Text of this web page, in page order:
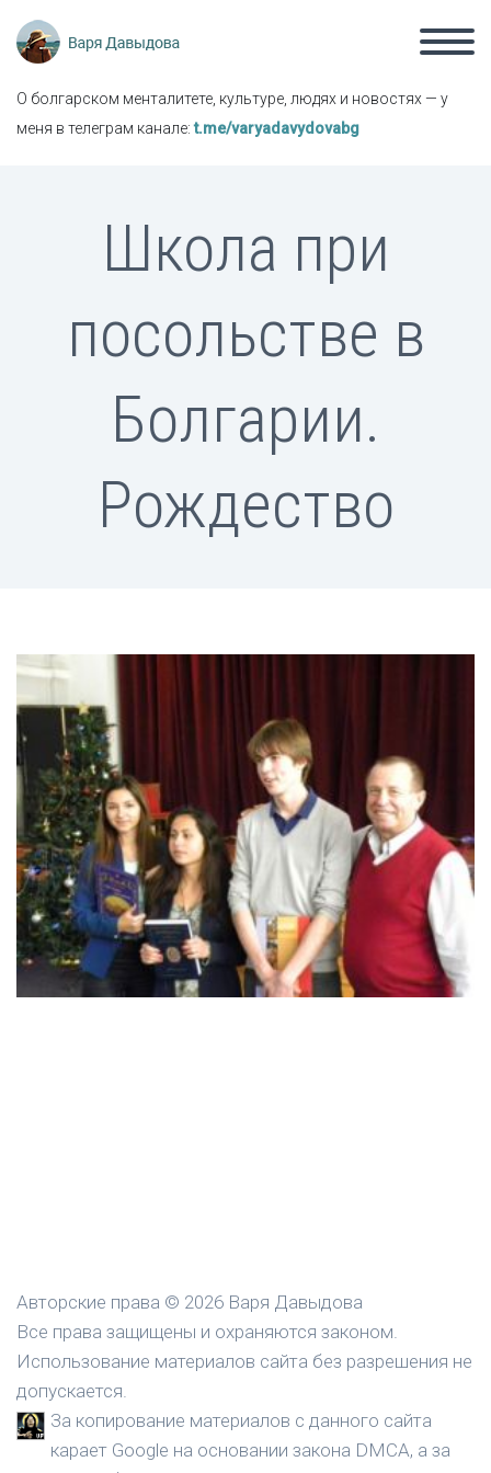
О болгарском менталитете, культуре, людях и новостях — у
меня в телеграм канале:t.me/varyadavydovabg
Школа при
посольстве в
Болгарии.
Рождество
Авторские права © 2026 Варя Давыдова
Все права защищены и охраняются законом.
Использование материалов сайта без разрешения не
допускается.
За копирование материалов с данного сайта
карает Google на основании закона DMCA, а за